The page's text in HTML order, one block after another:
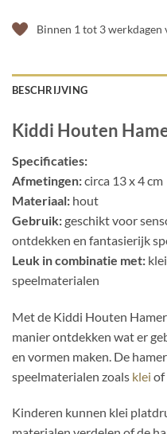
Binnen 1 tot 3 werkdagen
BESCHRIJVING
Kiddi Houten
Specificaties:
Afmetingen:circa 13 x 4 cm
Materiaal: hout
Gebruik:geschikt voor
ontdekken en fantasierijk
Leuk in combinatie met:
speelmaterialen
Met de Kiddi Houten
manier ontdekken wat er
en vormen maken. De
speelmaterialen zoals klei of
Kinderen kunnen klei